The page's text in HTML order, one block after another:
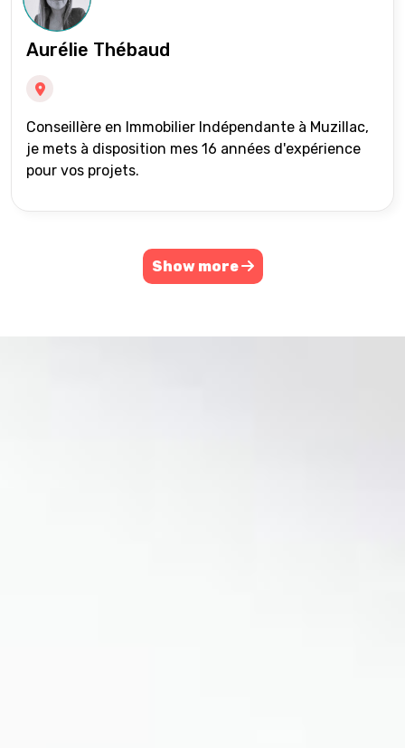
Aurélie Thébaud
Conseillère en Immobilier Indépendante à Muzillac,
je mets à disposition mes 16 années d'expérience
pour vos projets.
Show more